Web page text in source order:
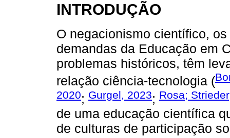
INTRODUÇÃO
O negacionismo científico,
demandas da Educação em
problemas históricos, têm
relação ciência-tecnologia (
2020; Gurgel, 2023; Rosa;
de uma educação científica
de culturas de participação